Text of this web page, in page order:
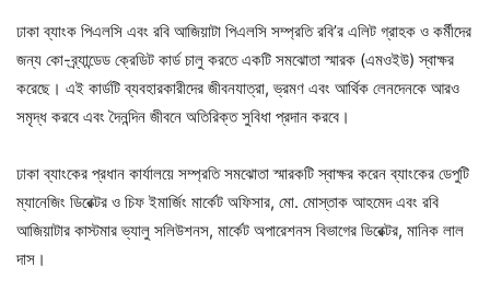
ঢাকা ব্যাংক পিএলসি এবং রবি আজিয়াটা পিএলসি সম্প্রতি রবি’র এলিট গ্রাহক ও কর্মীদের
জন্য কো-ব্র্যান্ডেড ক্রেডিট কার্ড চালু করতে একটি সমঝোতা স্মারক (এমওইউ) স্বাক্ষর
করেছে। এই কার্ডটি ব্যবহারকারীদের জীবনযাত্রা, ভ্রমণ এবং আর্থিক লেনদেনকে আরও
সমৃদ্ধ করবে এবং দৈনন্দিন জীবনে অতিরিক্ত সুবিধা প্রদান করবে।
ঢাকা ব্যাংকের প্রধান কার্যালয়ে সম্প্রতি সমঝোতা স্মারকটি স্বাক্ষর করেন ব্যাংকের ডেপুটি
ম্যানেজিং ডিরেক্টর ও চিফ ইমার্জিং মার্কেট অফিসার, মো. মোস্তাক আহমেদ এবং রবি
আজিয়াটার কাস্টমার ভ্যালু সলিউশনস, মার্কেট অপারেশনস বিভাগের ডিরেক্টর, মানিক লাল
দাস।